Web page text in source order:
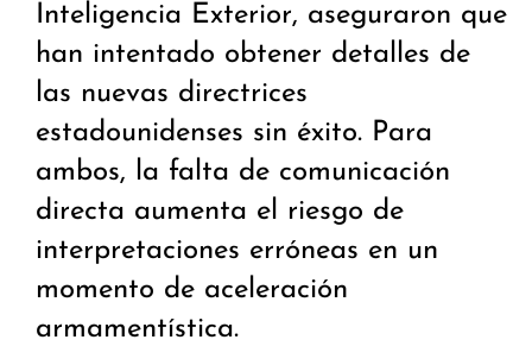
Inteligencia Exterior, aseguraron que
han intentado obtener detalles de
las nuevas directrices
estadounidenses sin éxito. Para
ambos, la falta de comunicación
directa aumenta el riesgo de
interpretaciones erróneas en un
momento de aceleración
armamentística.